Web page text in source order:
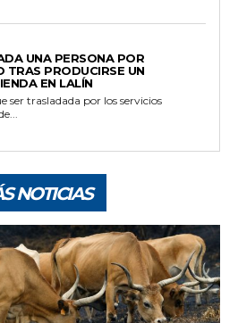
UNA PERSONA POR
TRAS PRODUCIRSE UN
EN LALÍN
ser trasladada por los servicios
NOTICIAS